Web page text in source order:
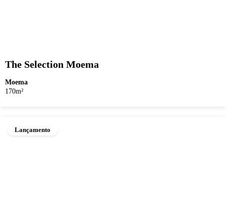
The Selection Moema
Moema
170m²
Lançamento